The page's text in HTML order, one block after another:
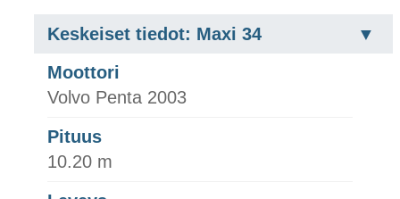
Keskeiset tiedot: Maxi 34
Moottori
Volvo Penta 2003
Pituus
10.20 m